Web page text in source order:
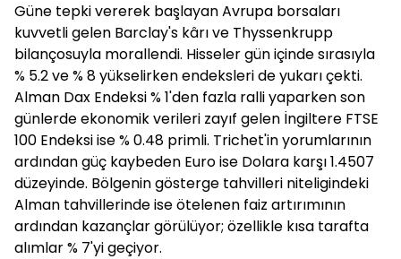
Güne tepki vererek başlayan Avrupa borsaları
kuvvetli gelen Barclay's kârı ve Thyssenkrupp
bilançosuyla morallendi. Hisseler gün içinde sırasıyla
% 5.2 ve % 8 yükselirken endeksleri de yukarı çekti.
Alman Dax Endeksi % 1'den fazla ralli yaparken son
günlerde ekonomik verileri zayıf gelen İngiltere FTSE
100 Endeksi ise % 0.48 primli. Trichet'in yorumlarının
ardından güç kaybeden Euro ise Dolara karşı 1.4507
düzeyinde. Bölgenin gösterge tahvilleri niteligindeki
Alman tahvillerinde ise ötelenen faiz artırımının
ardından kazançlar görülüyor; özellikle kısa tarafta
alımlar % 7'yi geçiyor.